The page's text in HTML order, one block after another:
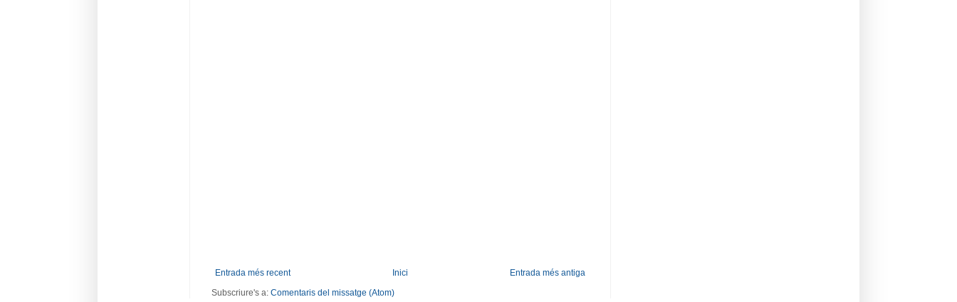
Entrada més recent Entrada més antiga
Inici
Subscriure's a: Comentaris del missatge (Atom)